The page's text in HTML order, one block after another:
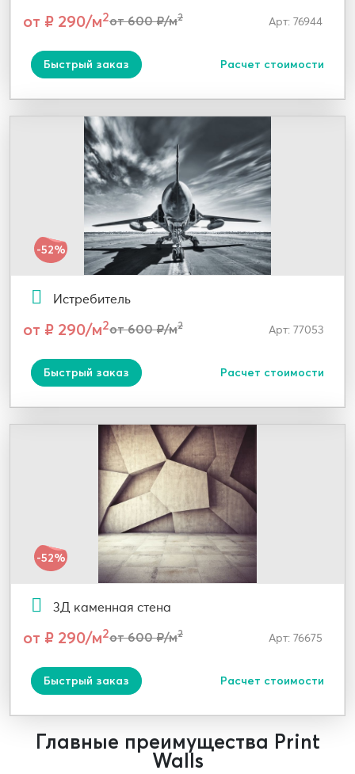
от ₽ 290/м2от 600 ₽/м2 Арт: 76944
Быстрый заказ Расчет стоимости
-52%
Истребитель
от ₽ 290/м2от 600 ₽/м2 Арт: 77053
Быстрый заказ Расчет стоимости
-52%
3Д каменная стена
от ₽ 290/м2от 600 ₽/м2 Арт: 76675
Быстрый заказ Расчет стоимости
Главные преимущества Print
Walls